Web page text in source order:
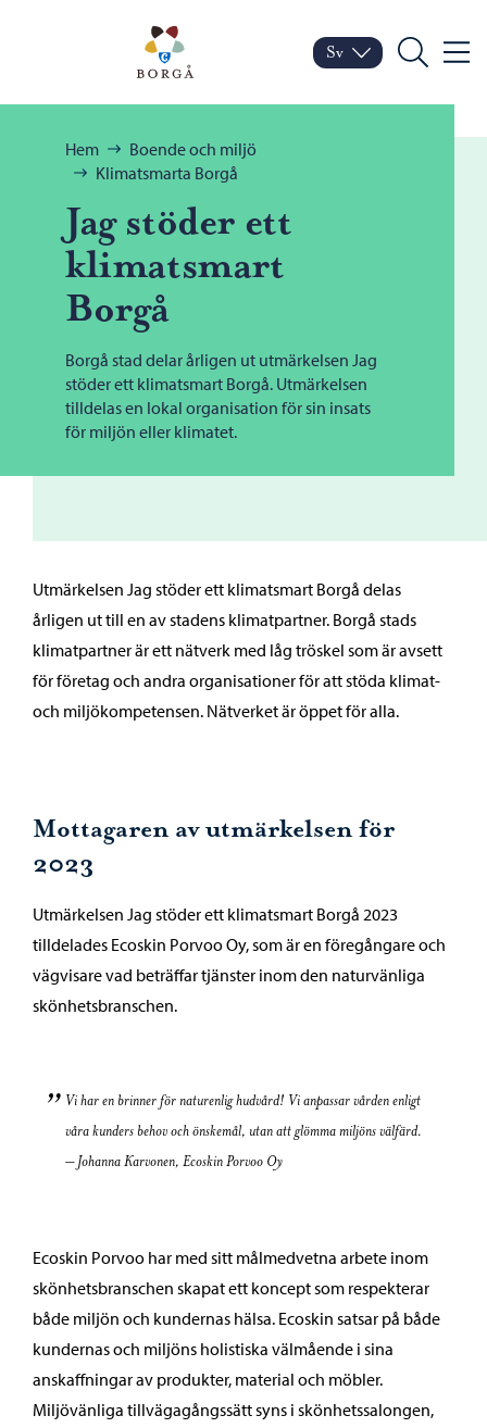
Porvoo – Gå till
Byt språk
Nuvarande språk:
Sv
Sök Meny
Bläddra:
Hem
Boende och miljö
Klimatsmarta Borgå
Jag stöder ett
klimatsmart
Borgå
Borgå stad delar årligen ut utmärkelsen Jag
stöder ett klimatsmart Borgå. Utmärkelsen
tilldelas en lokal organisation för sin insats
för miljön eller klimatet.
Utmärkelsen Jag stöder ett klimatsmart Borgå delas
årligen ut till en av stadens klimatpartner. Borgå stads
klimatpartner är ett nätverk med låg tröskel som är avsett
för företag och andra organisationer för att stöda klimat-
och miljökompetensen. Nätverket är öppet för alla.
Mottagaren av utmärkelsen för
2023
Utmärkelsen Jag stöder ett klimatsmart Borgå 2023
tilldelades Ecoskin Porvoo Oy, som är en föregångare och
vägvisare vad beträffar tjänster inom den naturvänliga
skönhetsbranschen.
Vi har en brinner för naturenlig hudvård! Vi anpassar vården enligt
våra kunders behov och önskemål, utan att glömma miljöns välfärd.
– Johanna Karvonen, Ecoskin Porvoo Oy
Ecoskin Porvoo har med sitt målmedvetna arbete inom
skönhetsbranschen skapat ett koncept som respekterar
både miljön och kundernas hälsa. Ecoskin satsar på både
kundernas och miljöns holistiska välmående i sina
anskaffningar av produkter, material och möbler.
Miljövänliga tillvägagångssätt syns i skönhetssalongen,